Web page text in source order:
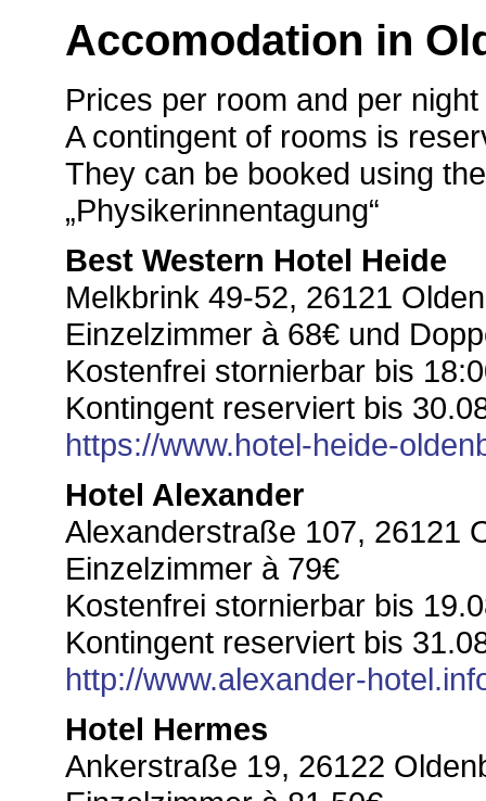
Accomodation in
Prices per room and per
A contingent of rooms is
They can be booked using
„Physikerinnentagung“
Best Western Hotel Heide
Melkbrink 49-52, 26121
Einzelzimmer à 68€ und
Kostenfrei stornierbar bis
Kontingent reserviert bis
https://www.hotel-heide-
Hotel Alexander
Alexanderstraße 107, 26121
Einzelzimmer à 79€
Kostenfrei stornierbar bis
Kontingent reserviert bis
http://www.alexander-
Hotel Hermes
Ankerstraße 19, 26122